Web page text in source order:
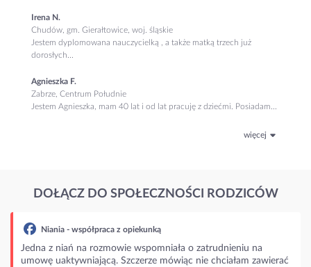
Irena N.
Chudów, gm. Gierałtowice, woj. śląskie
Jestem dyplomowana nauczycielką , a także matką trzech już
dorosłych...
Agnieszka F.
Zabrze, Centrum Południe
Jestem Agnieszka, mam 40 lat i od lat pracuję z dziećmi. Posiadam...
więcej
DOŁĄCZ DO SPOŁECZNOŚCI RODZICÓW
Niania - współpraca z opiekunką
Jedna z niań na rozmowie wspomniała o zatrudnieniu na
umowę uaktywniającą. Szczerze mówiąc nie chciałam zawierać